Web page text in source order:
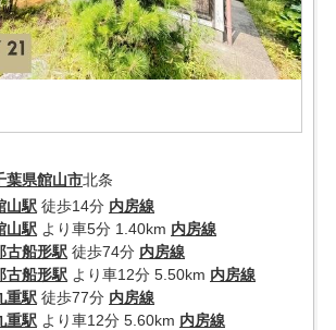
葉県館山市北条
山駅 徒歩14分 内房線
山駅 より車5分 1.40km 内房線
古船形駅 徒歩74分 内房線
古船形駅 より車12分 5.50km 内房線
重駅 徒歩77分 内房線
重駅 より車12分 5.60km 内房線